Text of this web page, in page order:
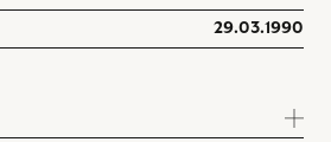
29.03.1990